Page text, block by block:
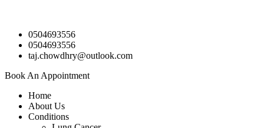
0504693556
0504693556
taj.chowdhry@outlook.com
Book An Appointment
Home
About Us
Conditions